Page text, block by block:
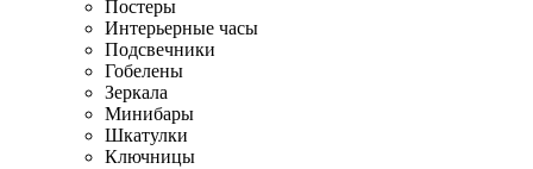
Постеры
Интерьерные часы
Подсвечники
Гобелены
Зеркала
Минибары
Шкатулки
Ключницы